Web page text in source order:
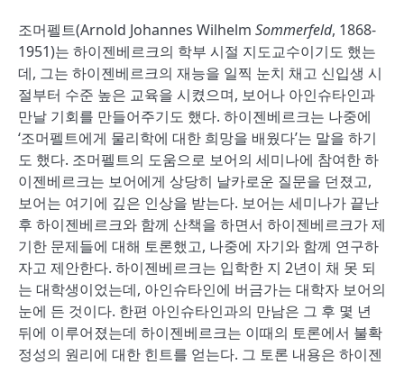
조머펠트(Arnold Johannes Wilhelm Sommerfeld, 1868-
1951)는 하이젠베르크의 학부 시절 지도교수이기도 했는
데, 그는 하이젠베르크의 재능을 일찍 눈치 채고 신입생 시
절부터 수준 높은 교육을 시켰으며, 보어나 아인슈타인과
만날 기회를 만들어주기도 했다. 하이젠베르크는 나중에
‘조머펠트에게 물리학에 대한 희망을 배웠다’는 말을 하기
도 했다. 조머펠트의 도움으로 보어의 세미나에 참여한 하
이젠베르크는 보어에게 상당히 날카로운 질문을 던졌고,
보어는 여기에 깊은 인상을 받는다. 보어는 세미나가 끝난
후 하이젠베르크와 함께 산책을 하면서 하이젠베르크가 제
기한 문제들에 대해 토론했고, 나중에 자기와 함께 연구하
자고 제안한다. 하이젠베르크는 입학한 지 2년이 채 못 되
는 대학생이었는데, 아인슈타인에 버금가는 대학자 보어의
눈에 든 것이다. 한편 아인슈타인과의 만남은 그 후 몇 년
뒤에 이루어졌는데 하이젠베르크는 이때의 토론에서 불확
정성의 원리에 대한 힌트를 얻는다. 그 토론 내용은 하이젠